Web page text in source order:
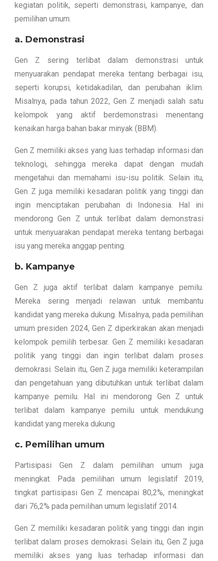
kegiatan politik, seperti demonstrasi, kampanye, dan
pemilihan umum.
a. Demonstrasi
Gen Z sering terlibat dalam demonstrasi untuk
menyuarakan pendapat mereka tentang berbagai isu,
seperti korupsi, ketidakadilan, dan perubahan iklim.
Misalnya, pada tahun 2022, Gen Z menjadi salah satu
kelompok yang aktif berdemonstrasi menentang
kenaikan harga bahan bakar minyak (BBM).
Gen Z memiliki akses yang luas terhadap informasi dan
teknologi, sehingga mereka dapat dengan mudah
mengetahui dan memahami isu-isu politik. Selain itu,
Gen Z juga memiliki kesadaran politik yang tinggi dan
ingin menciptakan perubahan di Indonesia. Hal ini
mendorong Gen Z untuk terlibat dalam demonstrasi
untuk menyuarakan pendapat mereka tentang berbagai
isu yang mereka anggap penting.
b. Kampanye
Gen Z juga aktif terlibat dalam kampanye pemilu.
Mereka sering menjadi relawan untuk membantu
kandidat yang mereka dukung. Misalnya, pada pemilihan
umum presiden 2024, Gen Z diperkirakan akan menjadi
kelompok pemilih terbesar. Gen Z memiliki kesadaran
politik yang tinggi dan ingin terlibat dalam proses
demokrasi. Selain itu, Gen Z juga memiliki keterampilan
dan pengetahuan yang dibutuhkan untuk terlibat dalam
kampanye pemilu. Hal ini mendorong Gen Z untuk
terlibat dalam kampanye pemilu untuk mendukung
kandidat yang mereka dukung
c. Pemilihan umum
Partisipasi Gen Z dalam pemilihan umum juga
meningkat. Pada pemilihan umum legislatif 2019,
tingkat partisipasi Gen Z mencapai 80,2%, meningkat
dari 76,2% pada pemilihan umum legislatif 2014.
Gen Z memiliki kesadaran politik yang tinggi dan ingin
terlibat dalam proses demokrasi. Selain itu, Gen Z juga
memiliki akses yang luas terhadap informasi dan